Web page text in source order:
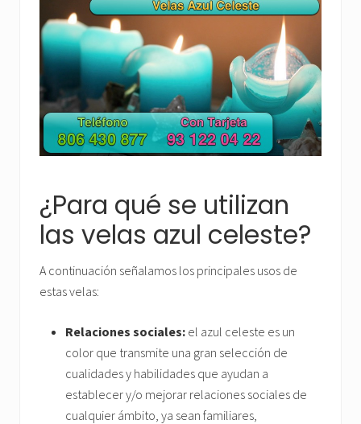
¿Para qué se utilizan
las velas azul celeste?
A continuación señalamos los principales usos de
estas velas:
Relaciones sociales: el azul celeste es un
color que transmite una gran selección de
cualidades y habilidades que ayudan a
establecer y/o mejorar relaciones sociales de
cualquier ámbito, ya sean familiares,